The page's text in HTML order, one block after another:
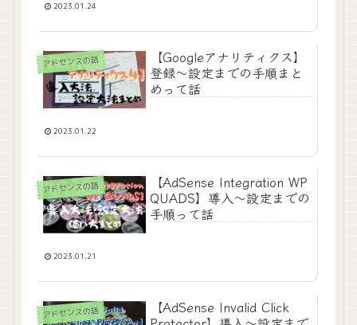
2023.01.24
アドセンスの話
【Googleアナリティクス】
登録～設定までの手順まと
めって話
2023.01.22
アドセンスの話
【AdSense Integration WP
QUADS】導入～設定までの
手順って話
2023.01.21
アドセンスの話
【AdSense Invalid Click